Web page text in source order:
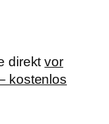
direktvor
kostenlos